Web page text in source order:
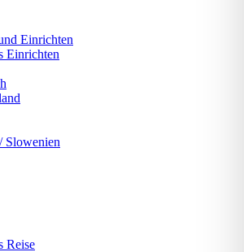
Einrichten
Einrichten
Slowenien
Reise